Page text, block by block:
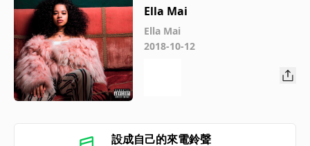
Ella Mai
Ella Mai
2018-10-12
設成自己的來電鈴聲